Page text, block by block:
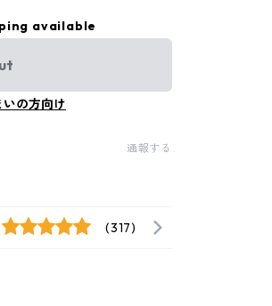
available
の方向け
通報する
(317)